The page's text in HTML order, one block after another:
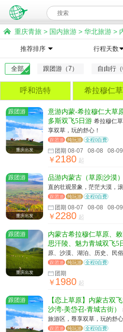
重庆青旅 > 国内旅游 > 华北旅游 >
推荐排序 行程天数
全部 跟团游（7） 自由行（
呼和浩特 希拉穆仁
跟团游
重庆出发
意游内蒙-希拉穆仁大草
多斯双飞5日游 希拉穆仁
享双草，玩的舒心！
跟团游 纯玩游 全程0自费
团期 08-07 08-08 08-
￥2180 起
跟团游
重庆出发
品游内蒙古（草原|沙漠
直的壮观景象，茫茫大漠，
跟团游 纯玩游 全程0自费
团期 08-07 08-08 08-
￥2280 起
跟团游
重庆出发
内蒙古希拉穆仁草原、
思汗陵、魅力青城双飞5
原、沙漠、湖泊、历史、民
跟团游 纯玩游 全程0自费
团期
￥1980 起
跟团游
【恋上草原】内蒙古双
沙湾-美岱召-青城古街）
旅游区，尊享双草，玩的舒心
跟团游 纯玩游 全程0自费